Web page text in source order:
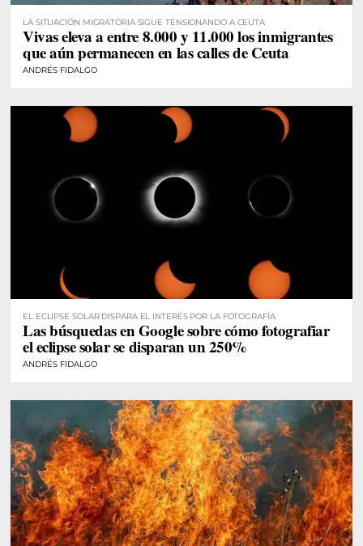
LA SITUACIÓN MIGRATORIA SIGUE TENSIONANDO A CEUTA
Vivas eleva a entre 8.000 y 11.000 los inmigrantes
que aún permanecen en las calles de Ceuta
ANDRÉS FIDALGO
EL ECLIPSE SOLAR DISPARA EL INTERÉS POR LA FOTOGRAFÍA
Las búsquedas en Google sobre cómo fotografiar
el eclipse solar se disparan un 250%
ANDRÉS FIDALGO